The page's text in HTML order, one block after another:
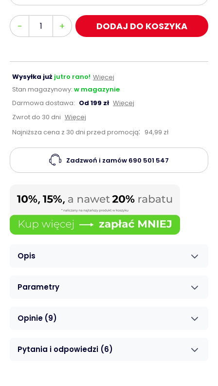
Opis
Parametry
Opinie (9)
Pytania i odpowiedzi (6)
-
Ilość + DODAJ DO KOSZYKA
Wysyłka już jutro rano! Więcej
Stan magazynowy: w magazynie
Darmowa dostawa: Od 199 zł Więcej
Zwrot do 30 dni Więcej
Najniższa cena z 30 dni przed promocją: 94,99 zł
Zadzwoń i zamów 690 501 547